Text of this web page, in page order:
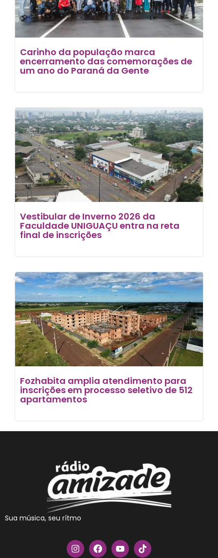
Carinho da população marca
encerramento das comemorações de
um ano do Paraná da Gente
Vestibular de Inverno 2026 da
Faculdade UNIGUAÇU entra na reta
final de inscrições
Fozhabita amplia atendimento para
inscrições em processo seletivo de 512
apartamentos
Sua música, seu rítmo